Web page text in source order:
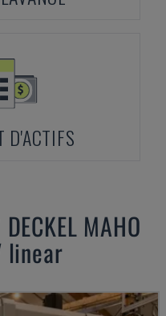
D'ACTIFS
MAHO
linear